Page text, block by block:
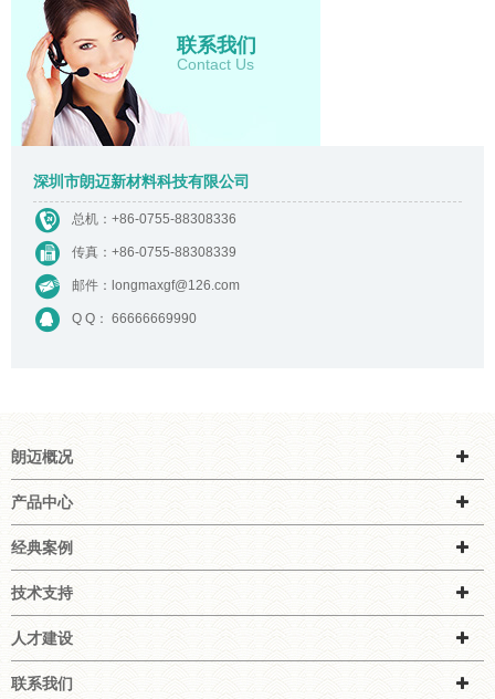
联系我们
Contact Us
深圳市朗迈新材料科技有限公司
总机： +86-0755-88308336
传真：+86-0755-88308339
邮件： longmaxgf@126.com
Q Q： 66666669990
朗迈概况
产品中心
经典案例
技术支持
人才建设
联系我们